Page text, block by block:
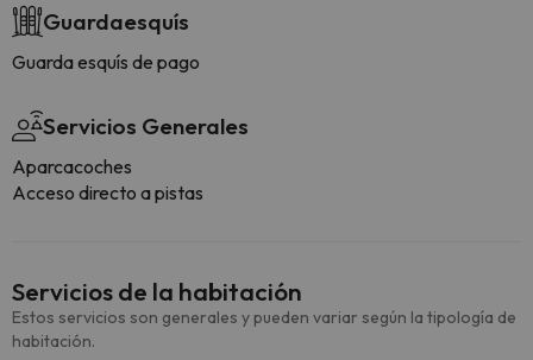
Guardaesquís
Guarda esquís de pago
Servicios Generales
Aparcacoches
Acceso directo a pistas
Servicios de la habitación
Estos servicios son generales y pueden variar según la tipología de
habitación.